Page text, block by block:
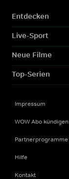
Entdecken
Live-Sport
Neue Filme
Top-Serien
Impressum
WOW Abo kündigen
Partnerprogramme
Hilfe
Kontakt